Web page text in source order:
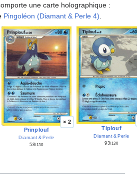
une carte holographique :
Pingoléon (Diamant & Perle 4)
× 2
Prinplouf
Diamant & Perle
58/130
Tiplouf
Diamant & Perle
93/130